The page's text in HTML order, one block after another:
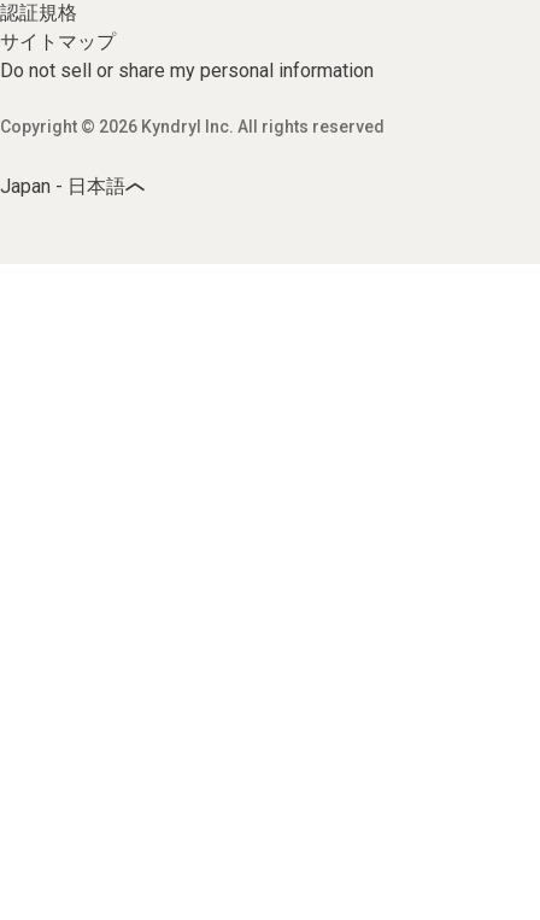
認証規格
サイトマップ
Do not sell or share my personal information
Copyright © 2026 Kyndryl Inc. All rights reserved
Japan - 日本語